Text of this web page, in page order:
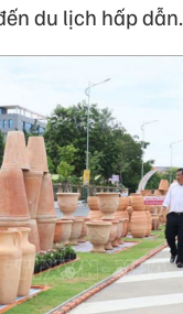
du lịch hấp dẫn.